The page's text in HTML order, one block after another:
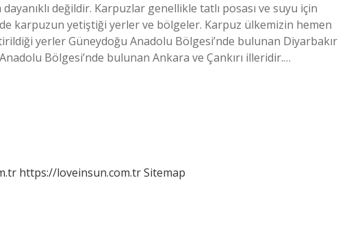
değildir. Karpuzlar genellikle tatlı posası ve suyu için
karpuzun yetiştiği yerler ve bölgeler. Karpuz ülkemizin hemen
yerler Güneydoğu Anadolu Bölgesi’nde bulunan Diyarbakır
Bölgesi’nde bulunan Ankara ve Çankırı illeridir.…
https://loveinsun.com.trSitemap